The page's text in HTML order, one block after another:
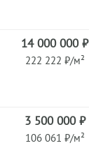
14 000 000 ₽
222 222 ₽/м²
3 500 000 ₽
106 061 ₽/м²